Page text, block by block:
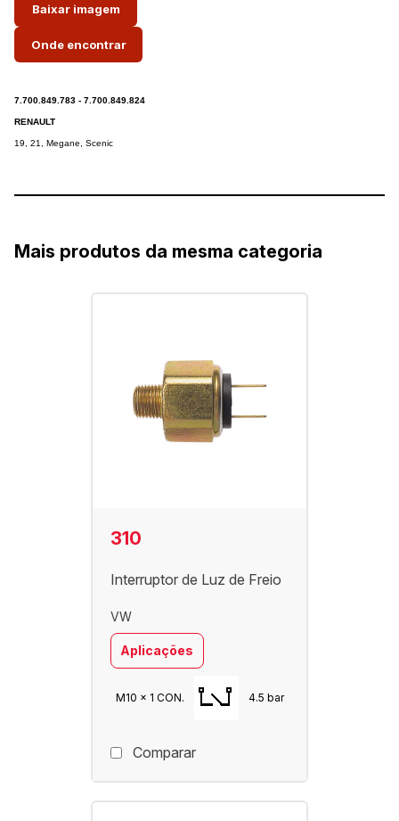
Baixar imagem
Onde encontrar
7.700.849.783 - 7.700.849.824
RENAULT
19, 21, Megane, Scenic
Mais produtos da mesma categoria
310
Interruptor de Luz de Freio
VW
Aplicações
M10 x 1 CON. 4.5 bar
Comparar